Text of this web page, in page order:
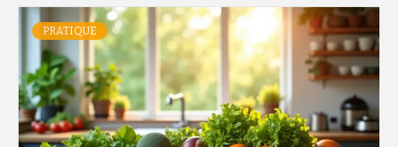
PRATIQUE